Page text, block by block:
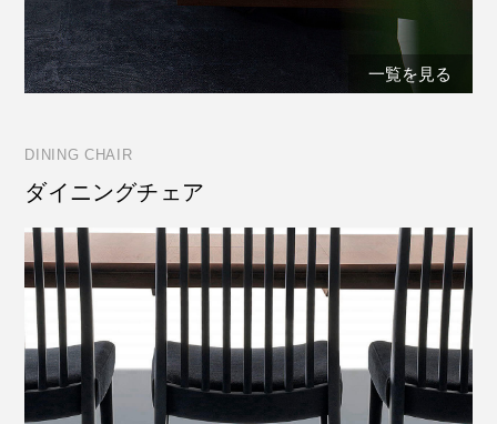
一覧を見る
DINING CHAIR
ダイニングチェア